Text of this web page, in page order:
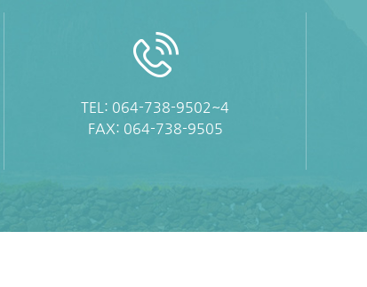
TEL: 064-738-9502~4
FAX: 064-738-9505